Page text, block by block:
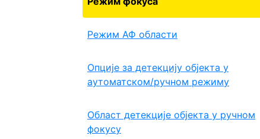
Режим АФ области
Опције за детекцију објекта у
аутоматском/ручном режиму
Област детекције објекта у ручном
фокусу